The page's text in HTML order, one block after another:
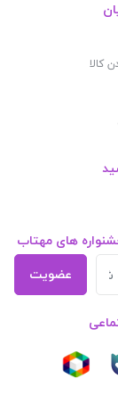
کالا
های مهتاب
عضویت